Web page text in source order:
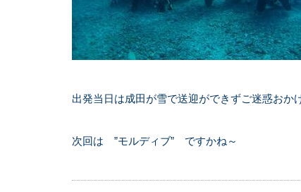
出発当日は成田が雪で送迎ができずご迷惑おか
次回は ”モルディブ” ですかね～